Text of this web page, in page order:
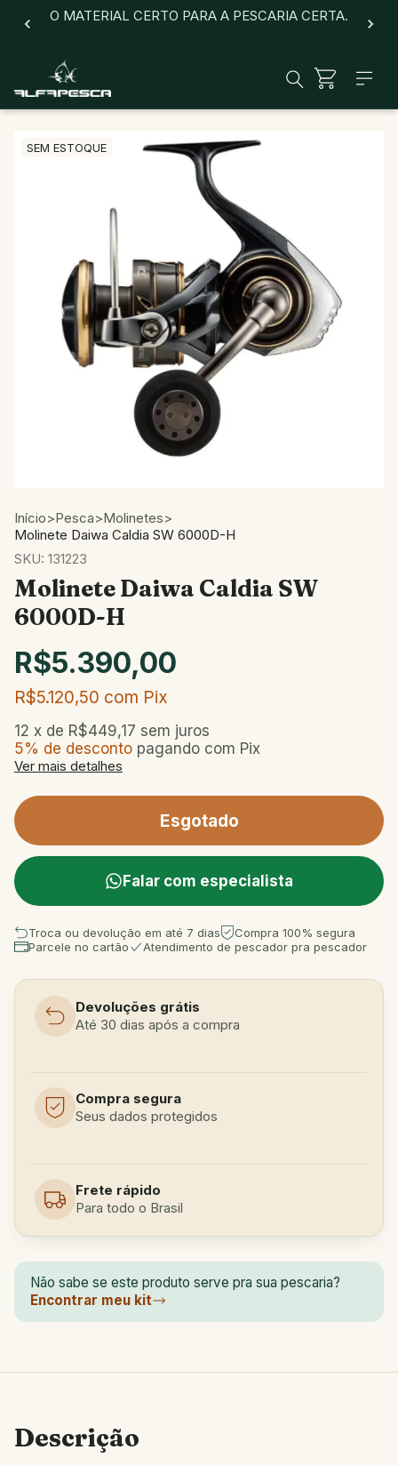
O MATERIAL CERTO PARA A PESCARIA CERTA.
SEM ESTOQUE
Início>Pesca>Molinetes>
Molinete Daiwa Caldia SW 6000D-H
SKU: 131223
Molinete Daiwa Caldia SW
6000D-H
R$5.390,00
R$5.120,50 com Pix
12 x de R$449,17 sem juros
5% de desconto pagando com Pix
Ver mais detalhes
Falar com especialista
Troca ou devolução em até 7 dias
Compra 100% segura
Parcele no cartão
Atendimento de pescador pra pescador
Devoluções grátis
Até 30 dias após a compra
Compra segura
Seus dados protegidos
Frete rápido
Para todo o Brasil
Não sabe se este produto serve pra sua pescaria?
Encontrar meu kit
Descrição